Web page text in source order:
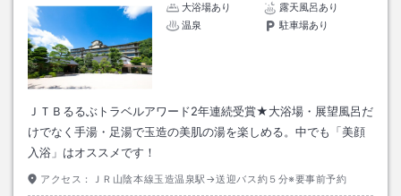
大浴場あり
露天風呂あり
温泉
駐車場あり
ＪＴＢるるぶトラベルアワード2年連続受賞★大浴場・展望風呂だ
けでなく手湯・足湯で玉造の美肌の湯を楽しめる。中でも「美顔
入浴」はオススメです！
アクセス： ＪＲ山陰本線玉造温泉駅→送迎バス約５分※要事前予約